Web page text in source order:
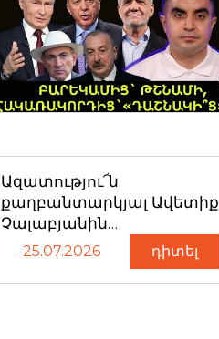
Ազատությու՜ն
քաղբանտարկյալ Ավետիք
Չալաբյանին…
25.07.2026 դիտել